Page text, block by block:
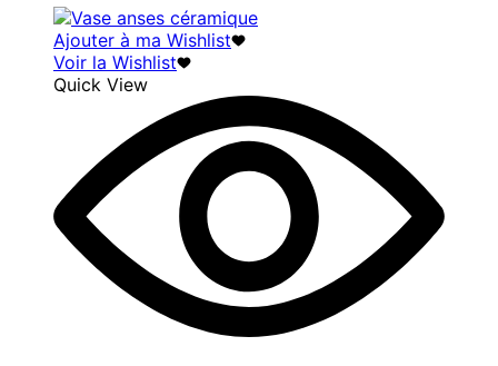
Ajouter à ma Wishlist
Voir la Wishlist
Quick View